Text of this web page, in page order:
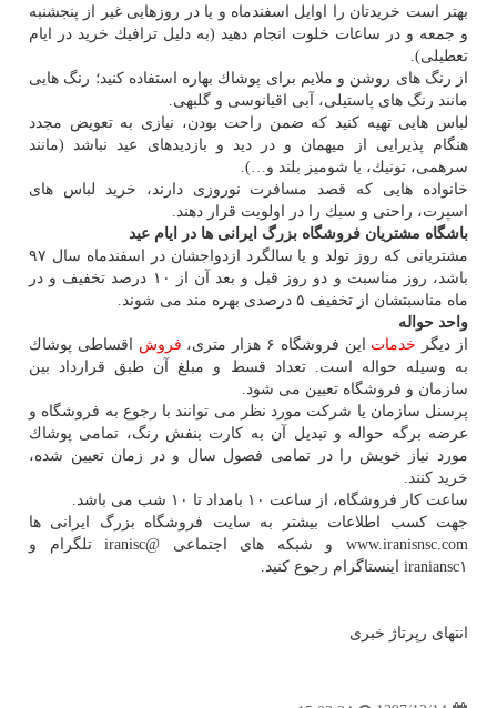
بهتر است خریدتان را اوایل اسفندماه و یا در روزهایی غیر از پنجشنبه
و جمعه و در ساعات خلوت انجام دهید (به دلیل ترافیك خرید در ایام
تعطیلی).
از رنگ های روشن و ملایم برای پوشاك بهاره استفاده كنید؛ رنگ هایی
مانند رنگ های پاستیلی، آبی اقیانوسی و گلبهی.
لباس هایی تهیه كنید كه ضمن راحت بودن، نیازی به تعویض مجدد
هنگام پذیرایی از میهمان و در دید و بازدیدهای عید نباشد (مانند
سرهمی، تونیك، یا شومیز بلند و…).
خانواده هایی كه قصد مسافرت نوروزی دارند، خرید لباس های
اسپرت، راحتی و سبك را در اولویت قرار دهند.
باشگاه مشتریان فروشگاه بزرگ ایرانی ها در ایام عید
مشتریانی كه روز تولد و یا سالگرد ازدواجشان در اسفندماه سال ۹۷
باشد، روز مناسبت و دو روز قبل و بعد آن از ۱۰ درصد تخفیف و در
ماه مناسبتشان از تخفیف ۵ درصدی بهره مند می شوند.
واحد حواله
از دیگر خدمات این فروشگاه ۶ هزار متری، فروش اقساطی پوشاك
به وسیله حواله است. تعداد قسط و مبلغ آن طبق قرارداد بین
سازمان و فروشگاه تعیین می شود.
پرسنل سازمان یا شركت مورد نظر می توانند با رجوع به فروشگاه و
عرضه برگه حواله و تبدیل آن به كارت بنفش رنگ، تمامی پوشاك
مورد نیاز خویش را در تمامی فصول سال و در زمان تعیین شده،
خرید كنند.
ساعت كار فروشگاه، از ساعت ۱۰ بامداد تا ۱۰ شب می باشد.
جهت كسب اطلاعات بیشتر به سایت فروشگاه بزرگ ایرانی ها
www.iranisnsc.com و شبكه های اجتماعی @iranisc تلگرام و
iraniansc۱ اینستاگرام رجوع كنید.
انتهای رپرتاژ خبری